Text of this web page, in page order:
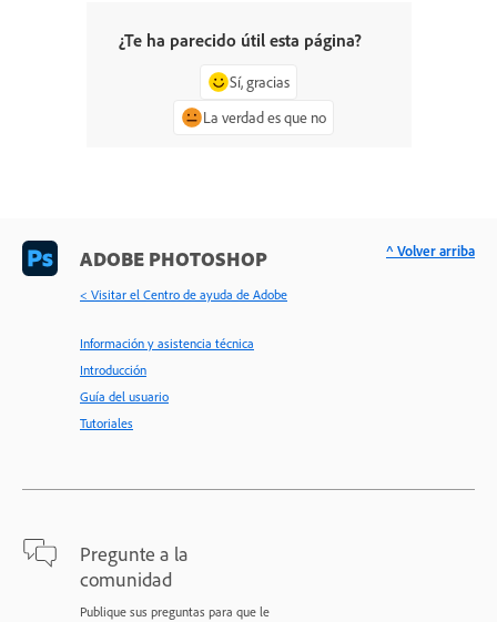
¿Te ha parecido útil esta página?
Sí, gracias
La verdad es que no
ADOBE PHOTOSHOP
< Visitar el Centro de ayuda de Adobe
Información y asistencia técnica
Introducción
Guía del usuario
Tutoriales
Pregunte a la
comunidad
Publique sus preguntas para que le
^ Volver arriba